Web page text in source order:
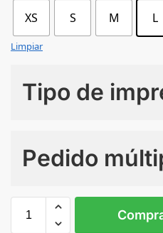
XS S M L
Limpiar
Tipo de
Pedido